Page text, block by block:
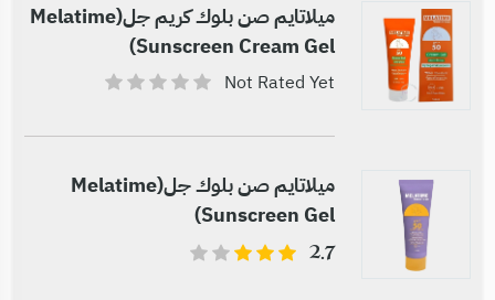
ميلاتايم صن بلوك كريم جل(Melatime
Sunscreen Cream Gel)
Not Rated Yet
ميلاتايم صن بلوك جل(Melatime
Sunscreen Gel)
2.7